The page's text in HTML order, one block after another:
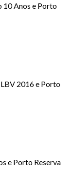
10 Anos e Porto
2016 e Porto
e Porto Reserva